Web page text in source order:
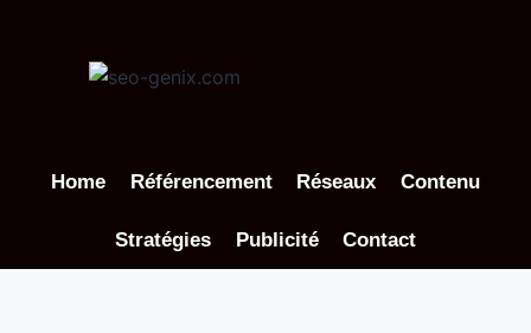
Home Référencement Réseaux Contenu
Stratégies Publicité Contact